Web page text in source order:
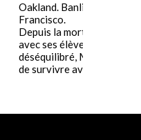
Oakland. Banlieue de San
Francisco.
Depuis la mort de son
avec ses élèves par un
déséquilibré, Mary Walsh
de survivre avec......